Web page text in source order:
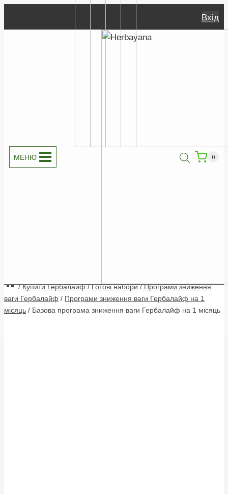
Вхід
МЕНЮ 0
/ Купити Гербалайф / Готові набори / Програми зниження
ваги Гербалайф / Програми зниження ваги Гербалайф на 1
місяць / Базова програма зниження ваги Гербалайф на 1 місяць